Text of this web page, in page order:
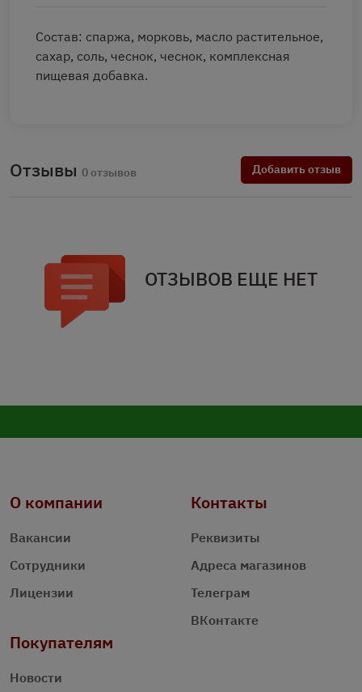
Состав: спаржа, морковь, масло растительное,
сахар, соль, чеснок, чеснок, комплексная
пищевая добавка.
Отзывы 0 отзывов Добавить отзыв
ОТЗЫВОВ ЕЩЕ НЕТ
О компании
Вакансии
Сотрудники
Лицензии
Контакты
Реквизиты
Адреса магазинов
Телеграм
ВКонтакте
Покупателям
Новости